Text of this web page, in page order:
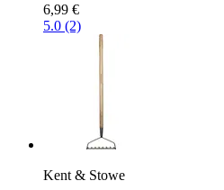
6,99 €
5.0 (2)
Kent & Stowe